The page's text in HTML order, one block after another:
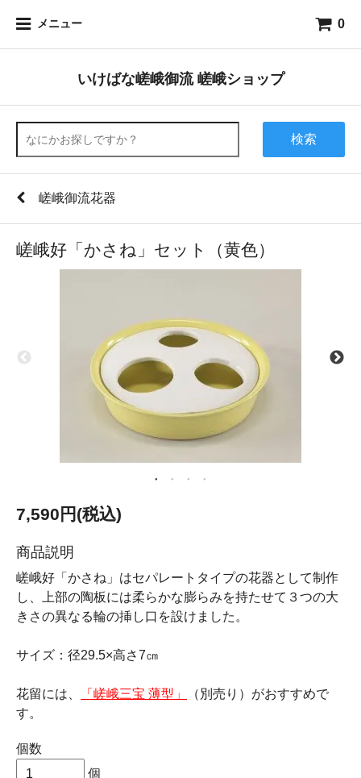
メニュー 0
いけばな嵯峨御流 嵯峨ショップ
検索
嵯峨御流花器
嵯峨好「かさね」セット（黄色）
7,590円(税込)
商品説明
嵯峨好「かさね」はセパレートタイプの花器として制作
し、上部の陶板には柔らかな膨らみを持たせて３つの大
きさの異なる輪の挿し口を設けました。
サイズ：径29.5×高さ7㎝
花留には、 「嵯峨三宝 薄型」
（別売り）がおすすめで
す。
個数
個